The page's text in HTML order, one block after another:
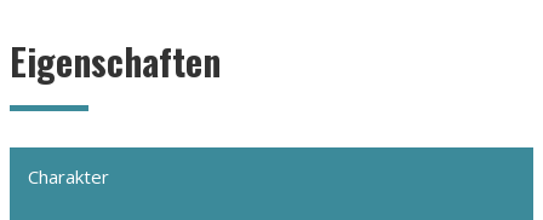
Eigenschaften
Charakter